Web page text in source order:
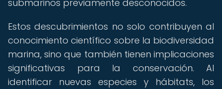
submarinos previamente desconocidos.
Estos descubrimientos no solo contribuyen al
conocimiento científico sobre la biodiversidad
marina, sino que también tienen implicaciones
significativas para la conservación. Al
identificar nuevas especies y hábitats, los